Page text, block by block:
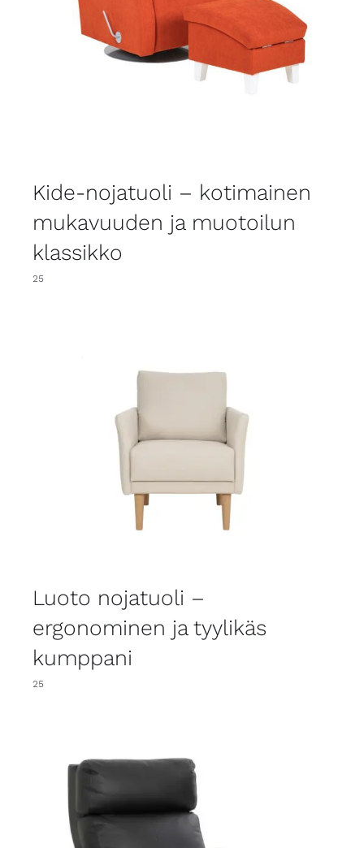
Kide-nojatuoli – kotimainen
mukavuuden ja muotoilun
klassikko
25
Luoto nojatuoli –
ergonominen ja tyylikäs
kumppani
25